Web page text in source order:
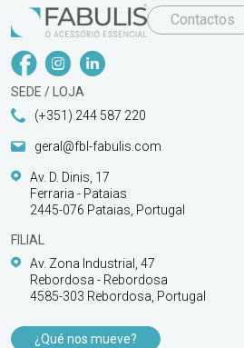
Contactos
SEDE / LOJA
(+351) 244 587 220
geral@fbl-fabulis.com
Av. D. Dinis, 17
Ferraria - Pataias
2445-076 Pataias, Portugal
FILIAL
Av. Zona Industrial, 47
Rebordosa - Rebordosa
4585-303 Rebordosa, Portugal
¿Qué nos mueve?